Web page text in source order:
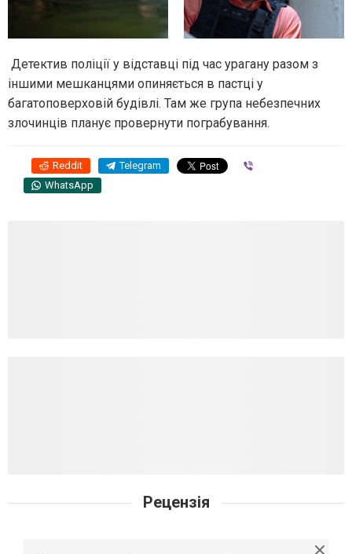
Детектив поліції у відставці під час урагану разом з
іншими мешканцями опиняється в пастці у
багатоповерховій будівлі. Там же група небезпечних
злочинців планує провернути пограбування.
Reddit Telegram
WhatsApp
Рецензія